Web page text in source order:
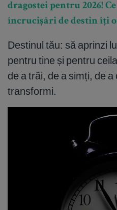
dragostei pentru 2026!
încrucișări de destin îți
Destinul tău: să aprinzi
pentru tine și pentru
de a trăi, de a simți, de
transformi.